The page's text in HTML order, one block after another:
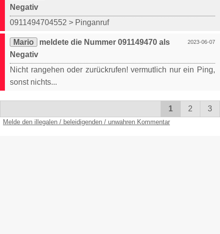
Negativ
0911494704552 > Pinganruf
2023-06-07
Mario
meldete die Nummer 091149470 als
Negativ
Nicht rangehen oder zurückrufen! vermutlich nur ein Ping,
sonst nichts...
1 2 3
Melde den illegalen / beleidigenden / unwahren Kommentar